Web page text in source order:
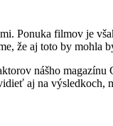
Ponuka filmov je
že aj toto by mohla
nášho
aj na výsledkoch,